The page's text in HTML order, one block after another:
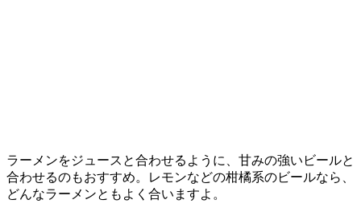
ラーメンをジュースと合わせるように、甘みの強いビールと
合わせるのもおすすめ。レモンなどの柑橘系のビールなら、
どんなラーメンともよく合いますよ。